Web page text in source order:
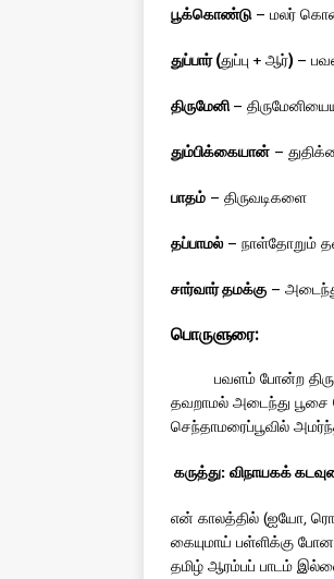
பூக்கொண்டு– மலர்
துப்பார் (துப்பு + ஆர்) –
திருமேனி–
தும்பிக்கையான் –
பாதம் – திருவடிகளை
தப்பாமல்– நாள்தோறும்
சார்வார் தமக்கு –
பொருளுரை:
பவளம் போன்ற
தவறாமல் அடைந்து
செந்தாமரைப்பூவில்
கருத்து:விநாயகக்
என் காலத்தில் (ஐயோ,
கையுமாய் பள்ளிக்கு
தமிழ் ஆரம்பப் பாடம்